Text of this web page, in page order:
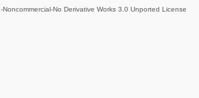
No Derivative Works 3.0 Unported License